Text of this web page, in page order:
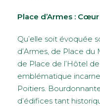
Place d’Armes :
Qu’elle soit évoquée
d’Armes, de Place
de Place de l’Hôtel
emblématique
Poitiers.
d’édifices tant